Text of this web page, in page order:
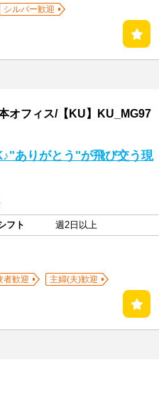
シルバー歓迎
オフィス/【KU】KU_MG97
ありがとう"が飛び交う現
フト
週2日以上
者歓迎
主婦(夫)歓迎